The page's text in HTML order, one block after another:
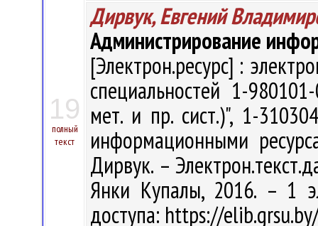
19
полный
текст
Дирвук, Евгений
Администрирование
[Электрон.ресурс] :
специальностей 1-
мет. и пр. сист.)", 1-
информационными
Дирвук. –
Янки Купалы, 2016. – 1
доступа: https://